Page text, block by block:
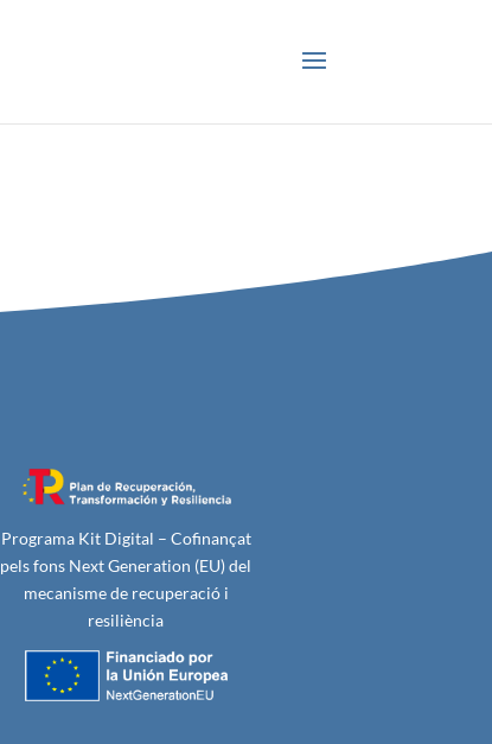
Programa Kit Digital – Cofinançat
pels fons Next Generation (EU) del
mecanisme de recuperació i
resiliència